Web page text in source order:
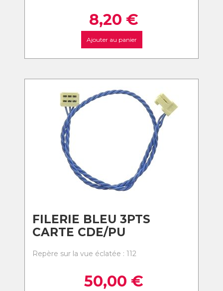
8,20 €
Ajouter au panier
FILERIE BLEU 3PTS
CARTE CDE/PU
Repère sur la vue éclatée : 112
50,00 €